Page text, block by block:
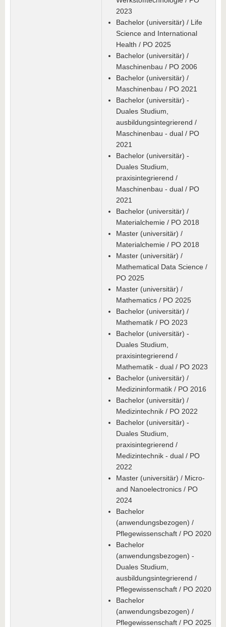
2023
Bachelor (universitär) / Life
Science and International
Health / PO 2025
Bachelor (universitär) /
Maschinenbau / PO 2006
Bachelor (universitär) /
Maschinenbau / PO 2021
Bachelor (universitär) -
Duales Studium,
ausbildungsintegrierend /
Maschinenbau - dual / PO
2021
Bachelor (universitär) -
Duales Studium,
praxisintegrierend /
Maschinenbau - dual / PO
2021
Bachelor (universitär) /
Materialchemie / PO 2018
Master (universitär) /
Materialchemie / PO 2018
Master (universitär) /
Mathematical Data Science /
PO 2025
Master (universitär) /
Mathematics / PO 2025
Bachelor (universitär) /
Mathematik / PO 2023
Bachelor (universitär) -
Duales Studium,
praxisintegrierend /
Mathematik - dual / PO 2023
Bachelor (universitär) /
Medizininformatik / PO 2016
Bachelor (universitär) /
Medizintechnik / PO 2022
Bachelor (universitär) -
Duales Studium,
praxisintegrierend /
Medizintechnik - dual / PO
2022
Master (universitär) / Micro-
and Nanoelectronics / PO
2024
Bachelor
(anwendungsbezogen) /
Pflegewissenschaft / PO 2020
Bachelor
(anwendungsbezogen) -
Duales Studium,
ausbildungsintegrierend /
Pflegewissenschaft / PO 2020
Bachelor
(anwendungsbezogen) /
Pflegewissenschaft / PO 2025